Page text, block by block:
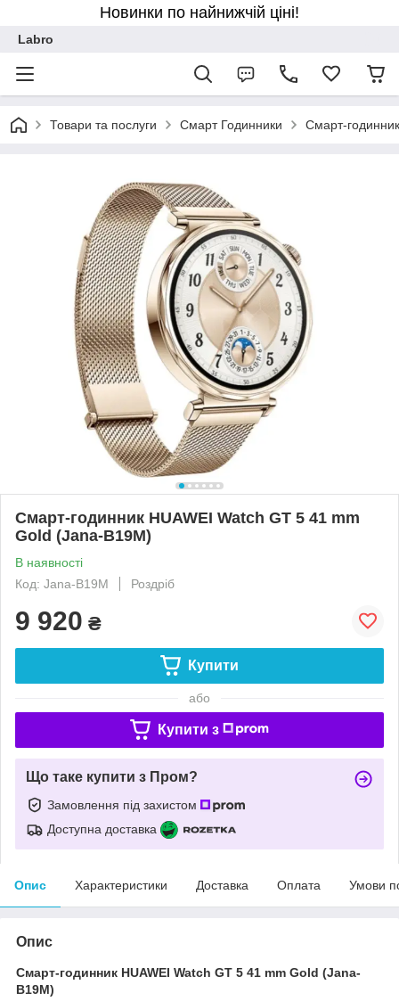
Новинки по найнижчій ціні!
Labro
Товари та послуги Смарт Годинники Смарт-
Смарт-годинник HUAWEI Watch GT 5 41 mm
Gold (Jana-B19M)
В наявності
Код: Jana-B19M
Роздріб
9 920 ₴
Купити
або
Купити з
Що таке купити з Пром?
Замовлення під захистом
Доступна доставка
Опис Характеристики Доставка Оплата Умови
Опис
Смарт-годинник HUAWEI Watch GT 5 41 mm Gold (Jana-
B19M)